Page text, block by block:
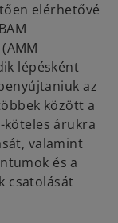
elérhetővé
lépésként
az
között a
köteles árukra
valamint
és a
csatolását